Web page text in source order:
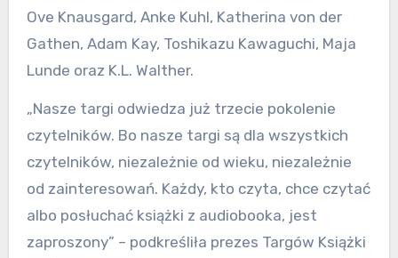
Ove Knausgard, Anke Kuhl, Katherina von der
Gathen, Adam Kay, Toshikazu Kawaguchi, Maja
Lunde oraz K.L. Walther.
„Nasze targi odwiedza już trzecie pokolenie
czytelników. Bo nasze targi są dla wszystkich
czytelników, niezależnie od wieku, niezależnie
od zainteresowań. Każdy, kto czyta, chce czytać
albo posłuchać książki z audiobooka, jest
zaproszony” – podkreśliła prezes Targów Książki